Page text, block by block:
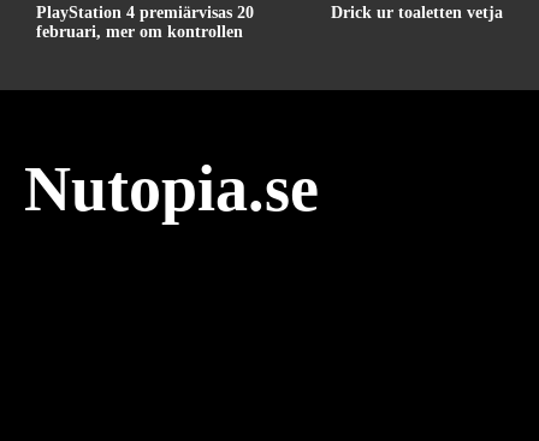
PlayStation 4 premiärvisas 20
februari, mer om kontrollen
Drick ur toaletten vetja
Nutopia.se